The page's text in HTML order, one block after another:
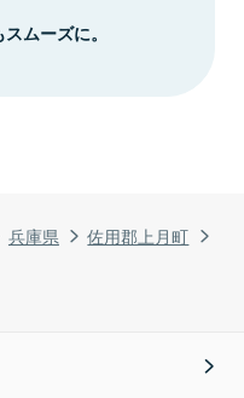
兵庫県
佐用郡上月町
ムーズに。